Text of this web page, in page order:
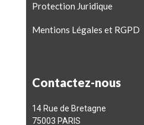
Protection Juridique
Mentions Légales et RGPD
Contactez-nous
14 Rue de Bretagne
75003 PARIS